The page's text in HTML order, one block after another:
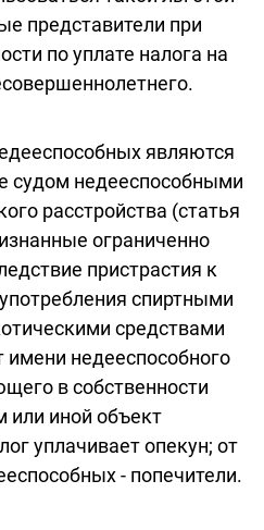
представители при
по уплате налога на
являются
судом недееспособными
расстройства (статья
ограниченно
пристрастия к
спиртными
средствами
имени недееспособного
в собственности
или иной объект
уплачивает опекун; от
- попечители.